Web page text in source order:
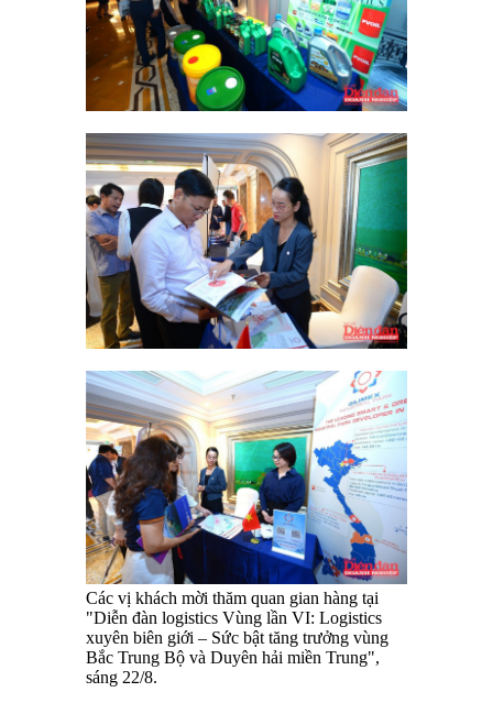
Các vị khách mời thăm quan gian hàng tại
"Diễn đàn logistics Vùng lần VI: Logistics
xuyên biên giới – Sức bật tăng trưởng vùng
Bắc Trung Bộ và Duyên hải miền Trung",
sáng 22/8.